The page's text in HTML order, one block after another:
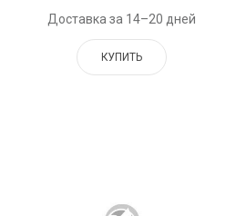
Доставка за 14–20 дней
КУПИТЬ